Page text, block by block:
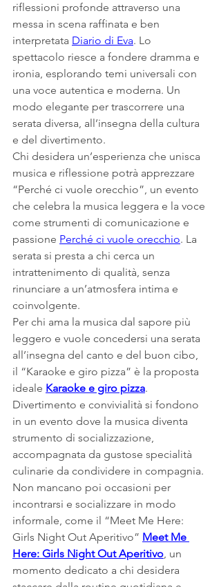
riflessioni profonde attraverso una
messa in scena raffinata e ben
interpretata Diario di Eva. Lo
spettacolo riesce a fondere dramma e
ironia, esplorando temi universali con
una voce autentica e moderna. Un
modo elegante per trascorrere una
serata diversa, all’insegna della cultura
e del divertimento.
Chi desidera un’esperienza che unisca
musica e riflessione potrà apprezzare
“Perché ci vuole orecchio”, un evento
che celebra la musica leggera e la voce
come strumenti di comunicazione e
passione Perché ci vuole orecchio. La
serata si presta a chi cerca un
intrattenimento di qualità, senza
rinunciare a un’atmosfera intima e
coinvolgente.
Per chi ama la musica dal sapore più
leggero e vuole concedersi una serata
all’insegna del canto e del buon cibo,
il “Karaoke e giro pizza” è la proposta
ideale Karaoke e giro pizza.
Divertimento e convivialità si fondono
in un evento dove la musica diventa
strumento di socializzazione,
accompagnata da gustose specialità
culinarie da condividere in compagnia.
Non mancano poi occasioni per
incontrarsi e socializzare in modo
informale, come il “Meet Me Here:
Girls Night Out Aperitivo” Meet Me
Here: Girls Night Out Aperitivo, un
momento dedicato a chi desidera